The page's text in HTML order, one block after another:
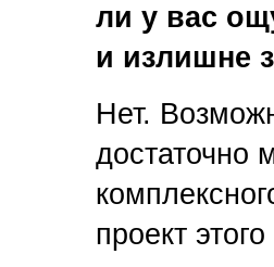
ли у вас
и излишне
Нет.
достаточно
проект